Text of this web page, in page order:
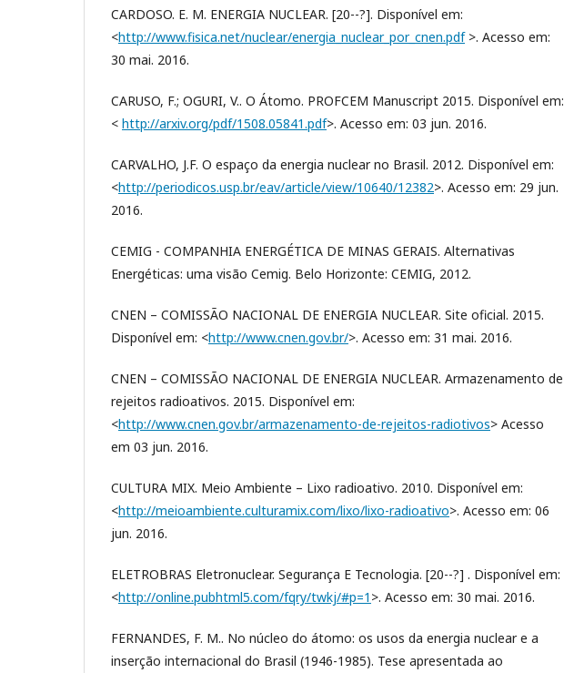
CARDOSO. E. M. ENERGIA NUCLEAR. [20--?]. Disponível em:
<http://www.fisica.net/nuclear/energia_nuclear_por_cnen.pdf>. Acesso em:
30 mai. 2016.
CARUSO, F.; OGURI, V.. O Átomo. PROFCEM Manuscript 2015. Disponível em:
< http://arxiv.org/pdf/1508.05841.pdf>. Acesso em: 03 jun. 2016.
CARVALHO, J.F. O espaço da energia nuclear no Brasil. 2012. Disponível em:
<http://periodicos.usp.br/eav/article/view/10640/12382>. Acesso em: 29 jun.
2016.
CEMIG - COMPANHIA ENERGÉTICA DE MINAS GERAIS. Alternativas
Energéticas: uma visão Cemig. Belo Horizonte: CEMIG, 2012.
CNEN – COMISSÃO NACIONAL DE ENERGIA NUCLEAR. Site oficial. 2015.
Disponível em: <http://www.cnen.gov.br/>. Acesso em: 31 mai. 2016.
CNEN – COMISSÃO NACIONAL DE ENERGIA NUCLEAR. Armazenamento de
rejeitos radioativos. 2015. Disponível em:
<http://www.cnen.gov.br/armazenamento-de-rejeitos-radiotivos> Acesso
em 03 jun. 2016.
CULTURA MIX. Meio Ambiente – Lixo radioativo. 2010. Disponível em:
<http://meioambiente.culturamix.com/lixo/lixo-radioativo>. Acesso em: 06
jun. 2016.
ELETROBRAS Eletronuclear. Segurança E Tecnologia. [20--?] . Disponível em:
<http://online.pubhtml5.com/fqry/twkj/#p=1 >. Acesso em: 30 mai. 2016.
FERNANDES, F. M.. No núcleo do átomo: os usos da energia nuclear e a
inserção internacional do Brasil (1946-1985). Tese apresentada ao